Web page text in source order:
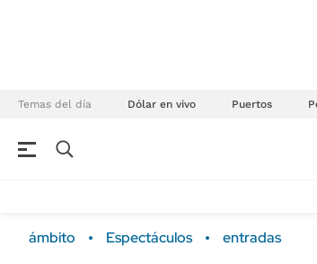
Temas del día Dólar en vivo Puertos
ámbito Espectáculos entradas